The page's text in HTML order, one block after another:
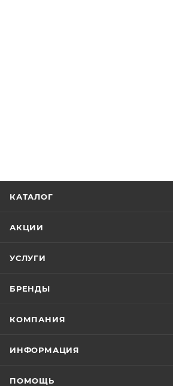
КАТАЛОГ
АКЦИИ
УСЛУГИ
БРЕНДЫ
КОМПАНИЯ
ИНФОРМАЦИЯ
ПОМОЩЬ